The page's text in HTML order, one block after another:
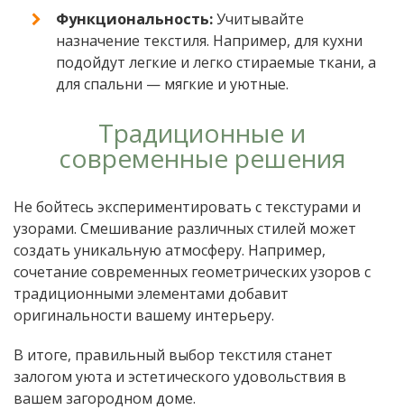
Функциональность:Учитывайте
назначение текстиля. Например, для кухни
подойдут легкие и легко стираемые ткани, а
для спальни — мягкие и уютные.
Традиционные и
современные решения
Не бойтесь экспериментировать с текстурами и
узорами. Смешивание различных стилей может
создать уникальную атмосферу. Например,
сочетание современных геометрических узоров с
традиционными элементами добавит
оригинальности вашему интерьеру.
В итоге, правильный выбор текстиля станет
залогом уюта и эстетического удовольствия в
вашем загородном доме.